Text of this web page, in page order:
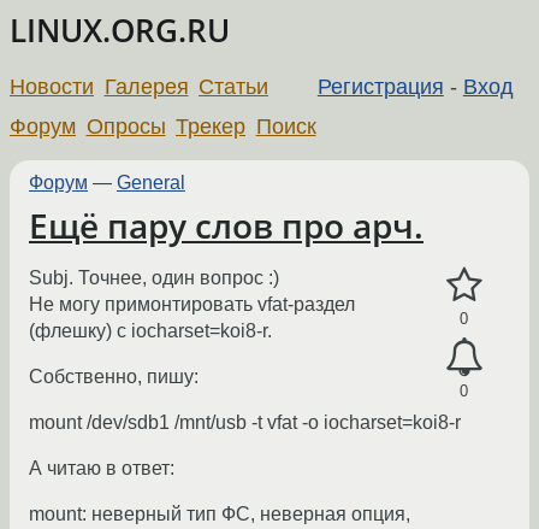
LINUX.ORG.RU
Регистрация - Вход
Новости Галерея Статьи
Форум Опросы Трекер Поиск
Форум — General
Ещё пару слов про арч.
0
0
Subj. Точнее, один вопрос :)
Не могу примонтировать vfat-раздел
(флешку) с iocharset=koi8-r.
Собственно, пишу:
mount /dev/sdb1 /mnt/usb -t vfat -o iocharset=koi8-r
А читаю в ответ:
mount: неверный тип ФС, неверная опция,